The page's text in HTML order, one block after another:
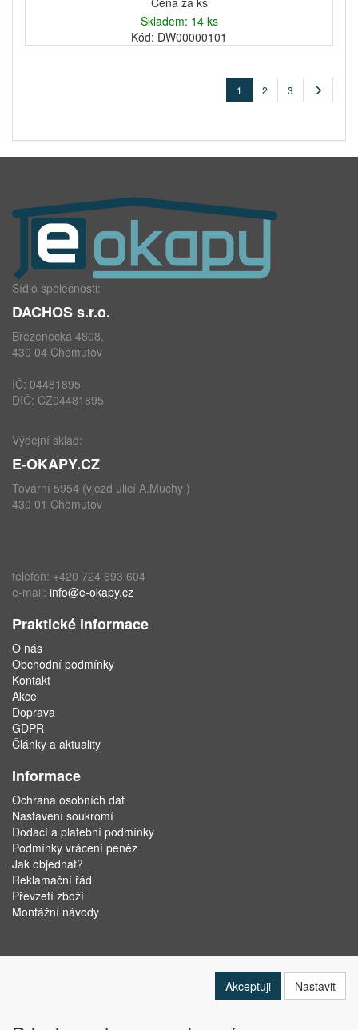
Skladem: 14 ks
Kód: DW00000101
1 2 3
Sídlo společnosti:
DACHOS s.r.o.
Březenecká 4808,
430 04 Chomutov
IČ: 04481895
DIČ: CZ04481895
Výdejní sklad:
E-OKAPY.CZ
Tovární 5954 (vjezd ulicí A.Muchy )
430 01 Chomutov
telefon: +420 724 693 604
e-mail: info@e-okapy.cz
Praktické informace
O nás
Obchodní podmínky
Kontakt
Akce
Doprava
GDPR
Články a aktuality
Informace
Ochrana osobních dat
Nastavení soukromí
Dodací a platební podmínky
Podmínky vrácení peněz
Jak objednat?
Reklamační řád
Převzetí zboží
Montážní návody
Akceptuji Nastavit